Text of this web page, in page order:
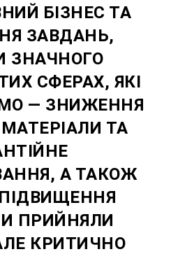
БІЗНЕС ТА
ЗАВДАНЬ,
ЗНАЧНОГО
СФЕРАХ, ЯКІ
— ЗНИЖЕННЯ
ТА
А ТАКОЖ
ПРИЙНЯЛИ
КРИТИЧНО